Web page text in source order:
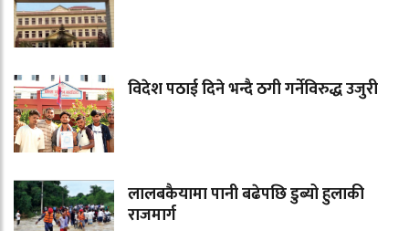
विदेश पठाई दिने भन्दै ठगी गर्नेविरुद्ध उजुरी
लालबकैयामा पानी बढेपछि डुब्यो हुलाकी
राजमार्ग